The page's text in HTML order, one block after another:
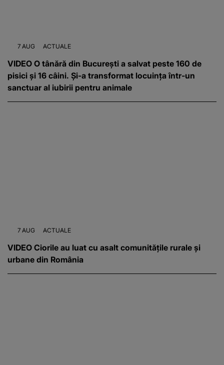
7 AUG ACTUALE
VIDEO O tânără din București a salvat peste 160 de
pisici și 16 câini. Și-a transformat locuința într-un
sanctuar al iubirii pentru animale
7 AUG ACTUALE
VIDEO Ciorile au luat cu asalt comunitățile rurale și
urbane din România